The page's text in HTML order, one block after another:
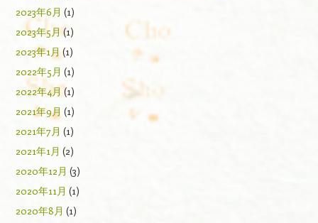
2023年6月 (1)
2023年5月 (1)
2023年1月(1)
2022年5月 (1)
2022年4月(1)
2021年9月 (1)
2021年7月 (1)
2021年1月 (2)
2020年12月 (3)
2020年11月 (1)
2020年8月 (1)